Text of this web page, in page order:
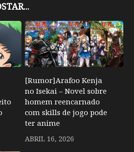
[Rumor]Arafoo Kenja
no Isekai – Novel sobre
homem reencarnado
com skills de jogo pode
ter anime
ABRIL 16, 2026